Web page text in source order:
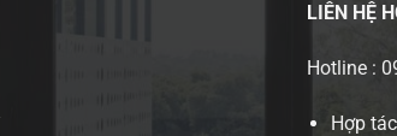
LIÊN HỆ
Hotline :
Hợp